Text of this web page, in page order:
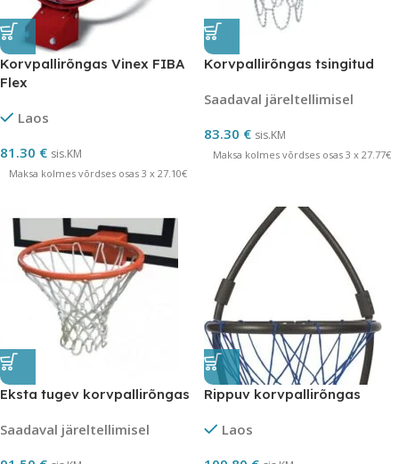
Korvpallirõngas Vinex FIBA
Flex
Laos
81.30 € sis.KM
Maksa kolmes võrdses osas 3 x 27.10€
Korvpallirõngas tsingitud
Saadaval järeltellimisel
83.30 € sis.KM
Maksa kolmes võrdses osas 3 x 27.77€
Eksta tugev korvpallirõngas
Saadaval järeltellimisel
Rippuv korvpallirõngas
Laos